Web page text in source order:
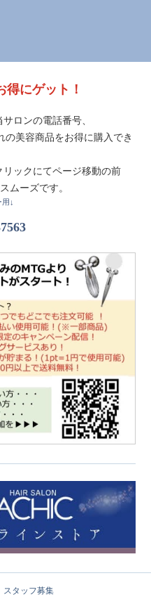
得にゲット！
ロンの電話番号、
の美容商品をお得に購入でき
ックにてページ移動の前
ムーズです。
↓
スタッフ募集